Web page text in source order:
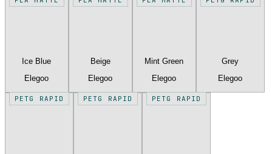
Ice Blue
Elegoo
Beige
Elegoo
Mint Green
Elegoo
Grey
Elegoo
PETG RAPID PETG RAPID PETG RAPID